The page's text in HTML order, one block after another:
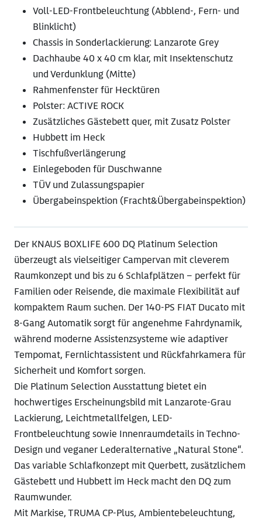
Voll-LED-Frontbeleuchtung (Abblend-, Fern- und
Blinklicht)
Chassis in Sonderlackierung: Lanzarote Grey
Dachhaube 40 x 40 cm klar, mit Insektenschutz
und Verdunklung (Mitte)
Rahmenfenster für Hecktüren
Polster: ACTIVE ROCK
Zusätzliches Gästebett quer, mit Zusatz Polster
Hubbett im Heck
Tischfußverlängerung
Einlegeboden für Duschwanne
TÜV und Zulassungspapier
Übergabeinspektion (Fracht&Übergabeinspektion)
Der KNAUS BOXLIFE 600 DQ Platinum Selection
überzeugt als vielseitiger Campervan mit cleverem
Raumkonzept und bis zu 6 Schlafplätzen – perfekt für
Familien oder Reisende, die maximale Flexibilität auf
kompaktem Raum suchen. Der 140-PS FIAT Ducato mit
8-Gang Automatik sorgt für angenehme Fahrdynamik,
während moderne Assistenzsysteme wie adaptiver
Tempomat, Fernlichtassistent und Rückfahrkamera für
Sicherheit und Komfort sorgen.
Die Platinum Selection Ausstattung bietet ein
hochwertiges Erscheinungsbild mit Lanzarote-Grau
Lackierung, Leichtmetallfelgen, LED-
Frontbeleuchtung sowie Innenraumdetails in Techno-
Design und veganer Lederalternative „Natural Stone“.
Das variable Schlafkonzept mit Querbett, zusätzlichem
Gästebett und Hubbett im Heck macht den DQ zum
Raumwunder.
Mit Markise, TRUMA CP-Plus, Ambientebeleuchtung,